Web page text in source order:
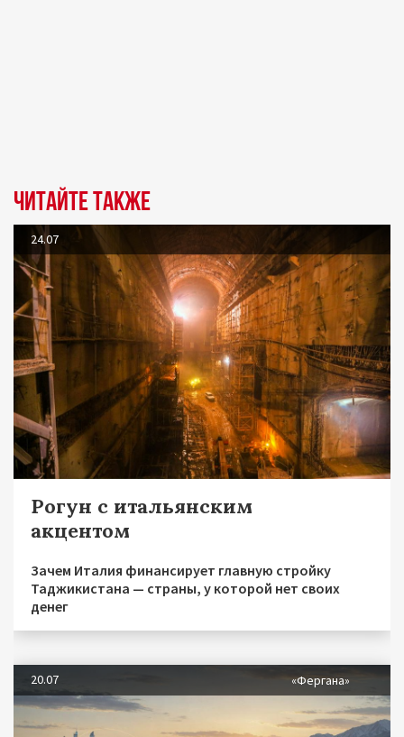
Читайте также
24.07
Рогун с итальянским
акцентом
Зачем Италия финансирует главную стройку
Таджикистана — страны, у которой нет своих
денег
20.07 «Фергана»